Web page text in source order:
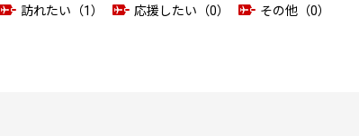
訪れたい（1）
応援したい（0） その他（0）